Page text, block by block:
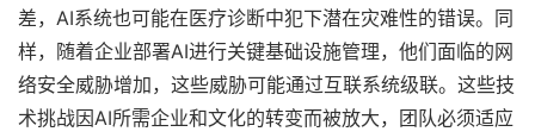
差，AI系统也可能在医疗诊断中犯下潜在灾难性的错误。同
样，随着企业部署AI进行关键基础设施管理，他们面临的网
络安全威胁增加，这些威胁可能通过互联系统级联。这些技
术挑战因AI所需企业和文化的转变而被放大，团队必须适应